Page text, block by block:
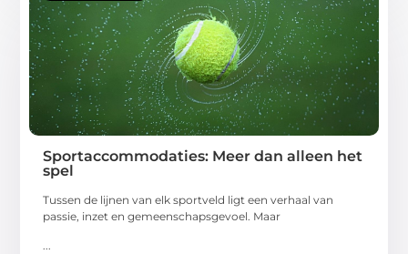
Sportaccommodaties: Meer dan alleen het
spel
Tussen de lijnen van elk sportveld ligt een verhaal van
passie, inzet en gemeenschapsgevoel. Maar
...